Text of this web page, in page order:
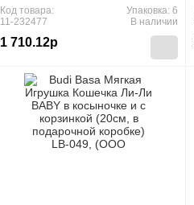
Код товара:
11-232477
1 710.12р
Упаковка: 6
В наличии